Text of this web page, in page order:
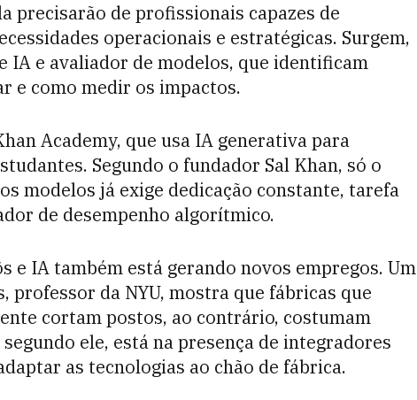
precisarão de profissionais capazes de
operacionais e estratégicas. Surgem,
IA e avaliador de modelos, que identificam
e como medir os impactos.
Academy, que usa IA generativa para
Segundo o fundador Sal Khan, só o
modelos já exige dedicação constante, tarefa
de desempenho algorítmico.
e IA também está gerando novos empregos. Um
professor da NYU, mostra que fábricas que
cortam postos, ao contrário, costumam
ele, está na presença de integradores
as tecnologias ao chão de fábrica.